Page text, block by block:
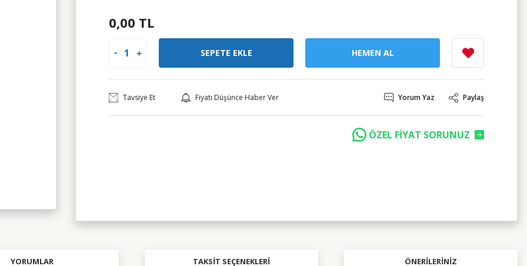
0,00 TL
SEPETE EKLE HEMEN AL
Tavsiye Et Fiyatı Düşünce Haber Ver Yorum Yaz Paylaş
ÖZEL FİYAT SORUNUZ
YORUMLAR TAKSIT SEÇENEKLERI ÖNERILERINIZ